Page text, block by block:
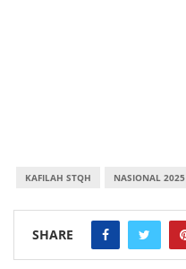
KAFILAH STQH NASIONAL 2025
SHARE